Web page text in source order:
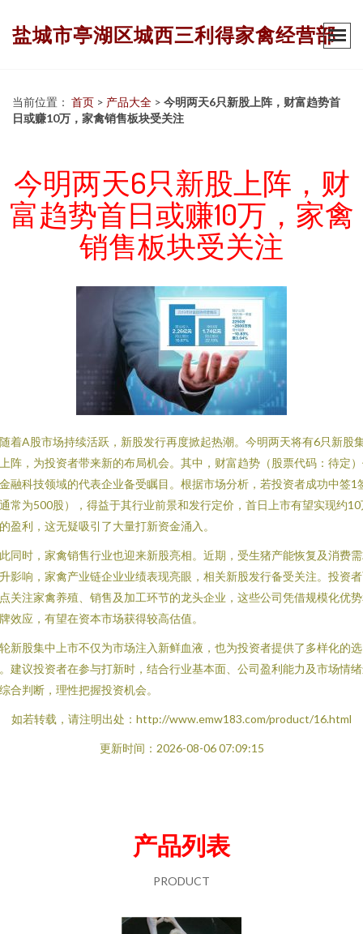
盐城市亭湖区城西三利得家禽经营部
当前位置： 首页 > 产品大全 > 今明两天6只新股上阵，财富趋势首
日或赚10万，家禽销售板块受关注
今明两天6只新股上阵，财
富趋势首日或赚10万，家禽
销售板块受关注
着A股市场持续活跃，新股发行再度掀起热潮。今明两天将有6只新股
阵，为投资者带来新的布局机会。其中，财富趋势（股票代码：待定
融科技领域的代表企业备受瞩目。根据市场分析，若投资者成功中签1
常为500股），得益于其行业前景和发行定价，首日上市有望实现约10
盈利，这无疑吸引了大量打新资金涌入。
同时，家禽销售行业也迎来新股亮相。近期，受生猪产能恢复及消费
影响，家禽产业链企业业绩表现亮眼，相关新股发行备受关注。投资
关注家禽养殖、销售及加工环节的龙头企业，这些公司凭借规模化优
效应，有望在资本市场获得较高估值。
新股集中上市不仅为市场注入新鲜血液，也为投资者提供了多样化的选
建议投资者在参与打新时，结合行业基本面、公司盈利能力及市场情
合判断，理性把握投资机会。
如若转载，请注明出处：http://www.emw183.com/product/16.html
更新时间：2026-08-06 07:09:15
产品列表
PRODUCT